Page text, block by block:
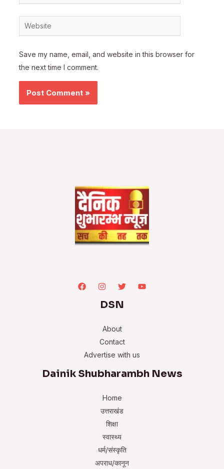
Website
Save my name, email, and website in this browser for
the next time I comment.
DSN
About
Contact
Advertise with us
Dainik Shubharambh News
Home
उत्तराखंड
शिक्षा
स्वास्थ्य
धर्म/संस्कृति
अपराध/कानून